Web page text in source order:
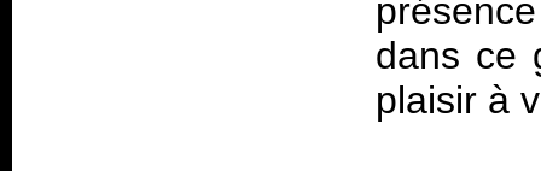
dans ce
plaisir à